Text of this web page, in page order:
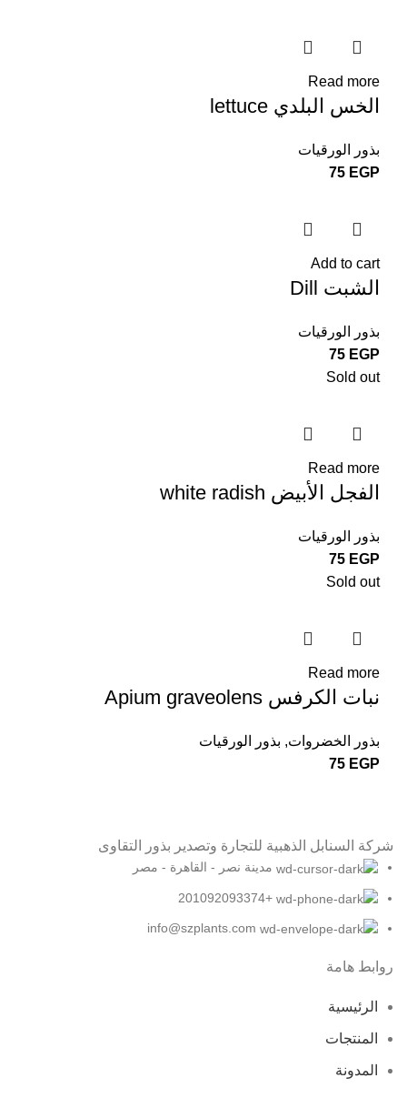
Read more
الخس البلدي lettuce
بذور الورقيات
75 EGP
Add to cart
الشبت Dill
بذور الورقيات
75 EGP
Sold out
Read more
الفجل الأبيض white radish
بذور الورقيات
75 EGP
Sold out
Read more
نبات الكرفس Apium graveolens
بذور الخضروات, بذور الورقيات
75 EGP
شركة السنابل الذهبية للتجارة وتصدير بذور التقاوى
مدينة نصر - القاهرة - مصر
+201092093374
info@szplants.com
روابط هامة
الرئيسية
المنتجات
المدونة